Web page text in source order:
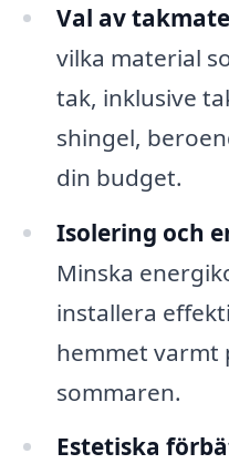
Val av
vilka material
tak, inklusive
shingel,
din budget.
Isolering och
Minska
installera
hemmet varmt
sommaren.
Estetiska